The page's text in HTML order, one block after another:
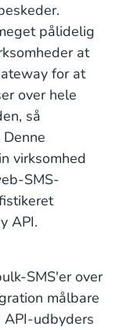
pålidelig
at
for at
over hele
så
virksomhed
SMS-
API.
SMS'er over
målbare
udbyders